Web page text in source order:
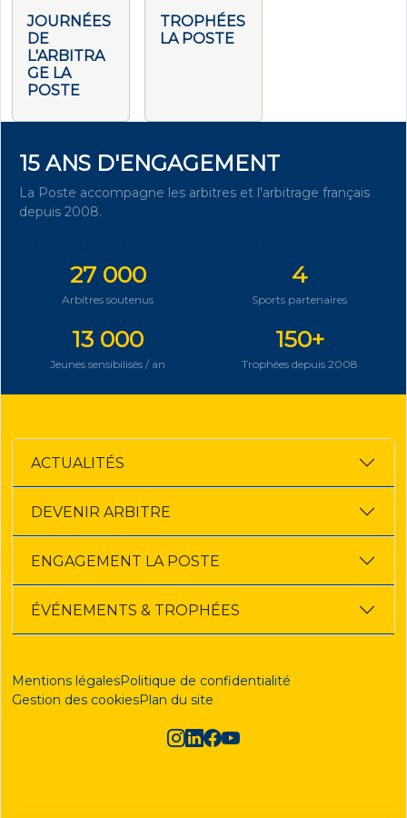
JOURNÉES
DE
L'ARBITRA
GE LA
POSTE
TROPHÉES
LA POSTE
15 ANS D'ENGAGEMENT
La Poste accompagne les arbitres et l'arbitrage français
depuis 2008.
27 000
Arbitres soutenus
4
Sports partenaires
13 000
Jeunes sensibilisés / an
150+
Trophées depuis 2008
ACTUALITÉS
DEVENIR ARBITRE
ENGAGEMENT LA POSTE
ÉVÉNEMENTS & TROPHÉES
Mentions légalesPolitique de confidentialité
Gestion des cookiesPlan du site